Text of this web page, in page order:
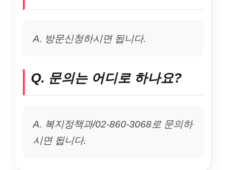
A. 방문신청하시면 됩니다.
Q. 문의는 어디로 하나요?
A. 복지정책과/02-860-3068로 문의하
시면 됩니다.